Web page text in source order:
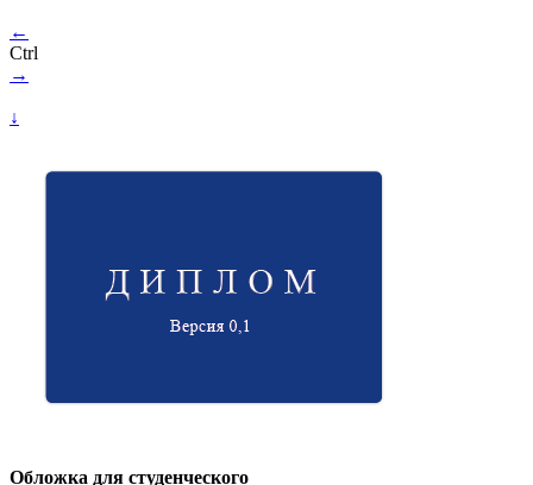
←
Ctrl
→
↓
Обложка для студенческого